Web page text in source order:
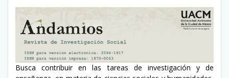
Busca contribuir en las tareas de investigación y de